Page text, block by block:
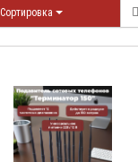
Сортировка